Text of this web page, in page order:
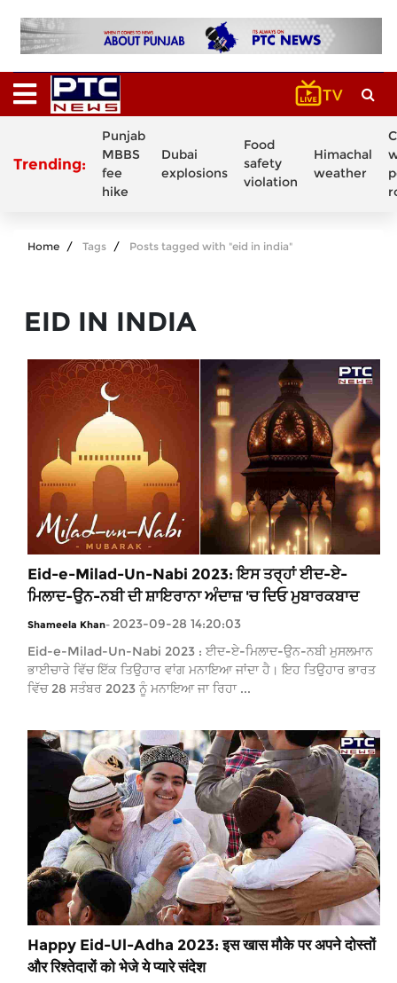
Trending:
Punjab
MBBS
fee
hike
Dubai
explosions
Food
safety
violation
Himachal
weather
Home Tags Posts tagged with "eid in india"
EID IN INDIA
Eid-e-Milad-Un-Nabi 2023: ਇਸ ਤਰ੍ਹਾਂ ਈਦ-ਏ-
ਮਿਲਾਦ-ਉਨ-ਨਬੀ ਦੀ ਸ਼ਾਇਰਾਨਾ ਅੰਦਾਜ਼ 'ਚ ਦਿਓ ਮੁਬਾਰਕਬਾਦ
Shameela Khan- 2023-09-28 14:20:03
Eid-e-Milad-Un-Nabi 2023 : ਈਦ-ਏ-ਮਿਲਾਦ-ਉਨ-ਨਬੀ ਮੁਸਲਮਾਨ
ਭਾਈਚਾਰੇ ਵਿੱਚ ਇੱਕ ਤਿਉਹਾਰ ਵਾਂਗ ਮਨਾਇਆ ਜਾਂਦਾ ਹੈ। ਇਹ ਤਿਉਹਾਰ ਭਾਰਤ
ਵਿੱਚ 28 ਸਤੰਬਰ 2023 ਨੂੰ ਮਨਾਇਆ ਜਾ ਰਿਹਾ ...
Happy Eid-Ul-Adha 2023: इस खास मौके पर अपने दोस्तों
और रिश्तेदारों को भेजे ये प्यारे संदेश